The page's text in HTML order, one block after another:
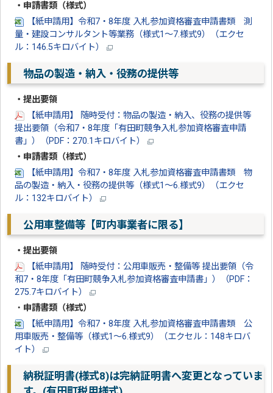
・申請書類（様式）
【紙申請用】令和7・8年度 入札参加資格審査申請書類 測
量・建設コンサルタント等業務（様式1～7.様式9）（エクセ
ル：146.5キロバイト）
物品の製造・納入・役務の提供等
・提出要領
【紙申請用】 随時受付：物品の製造・納入、役務の提供等
提出要領（令和7・8年度「有田町競争入札参加資格審査申請
書」）（PDF：270.1キロバイト）
・申請書類（様式）
【紙申請用】令和7・8年度 入札参加資格審査申請書類 物
品の製造・納入・役務の提供等（様式1～6.様式9）（エクセ
ル：132キロバイト）
公用車整備等【町内事業者に限る】
・提出要領
【紙申請用】 随時受付：公用車販売・整備等 提出要領（令
和7・8年度「有田町競争入札参加資格審査申請書」）（PDF：
275.7キロバイト）
・ 申請書類（様式）
【紙申請用】令和7・8年度 入札参加資格審査申請書類 公
用車販売・整備等（様式1～6.様式9）（エクセル：148キロバ
イト）
納税証明書(様式8)は完納証明書へ変更となっていま